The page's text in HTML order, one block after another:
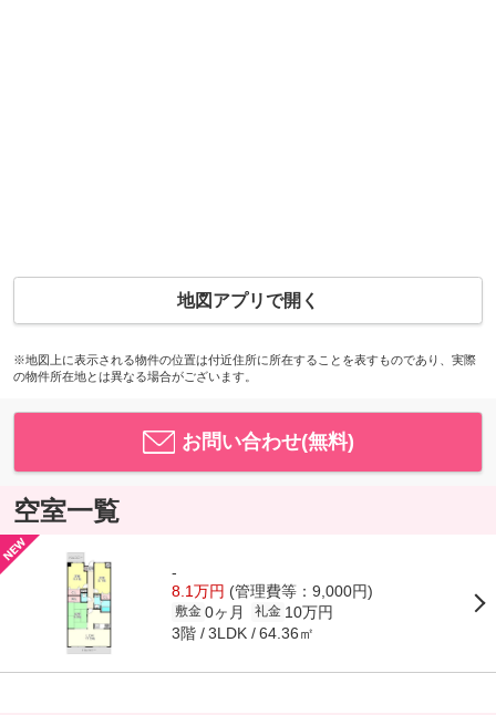
地図アプリで開く
※地図上に表示される物件の位置は付近住所に所在することを表すものであり、実際
の物件所在地とは異なる場合がございます。
お問い合わせ(無料)
空室一覧
-
8.1万円 (管理費等：9,000円)
敷金 0ヶ月 礼金 10万円
3階 3LDK 64.36㎡